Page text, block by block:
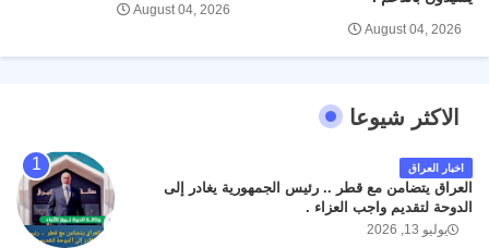
August 04, 2026
August 04, 2026
الاكثر شيوعا
اخبار العراق
العراق يتضامن مع قطر .. رئيس الجمهورية يغادر إلى
الدوحة لتقديم واجب العزاء .
يوليو 13, 2026